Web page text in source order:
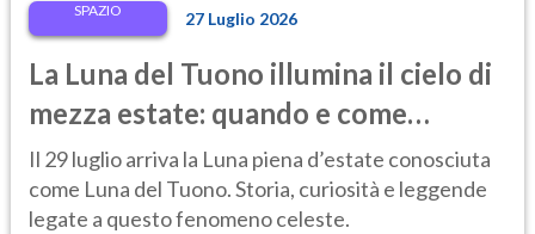
SPAZIO 27 Luglio 2026
La Luna del Tuono illumina il cielo di
mezza estate: quando e come
osservarla
Il 29 luglio arriva la Luna piena d’estate conosciuta
come Luna del Tuono. Storia, curiosità e leggende
legate a questo fenomeno celeste.